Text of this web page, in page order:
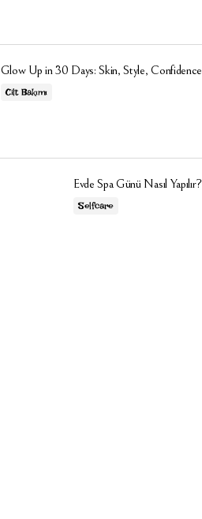
Glow Up in 30 Days: Skin, Style, Confidence
Cilt Bakımı
Evde Spa Günü Nasıl Yapılır?
Selfcare